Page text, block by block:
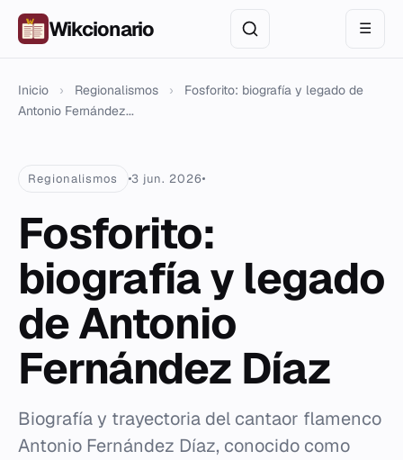
Wikcionario ☰
Inicio › Regionalismos ›
Fosforito: biografía y legado de
Antonio Fernández...
Regionalismos 3 jun. 2026
Fosforito:
biografía y legado
de Antonio
Fernández Díaz
Biografía y trayectoria del cantaor flamenco
Antonio Fernández Díaz, conocido como